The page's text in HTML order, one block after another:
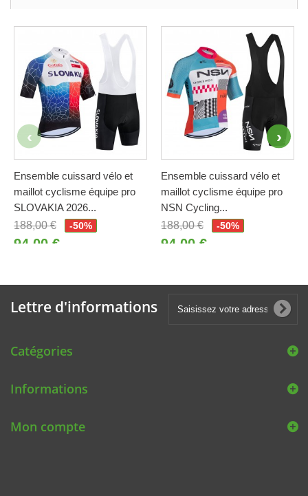
Ensemble cuissard vélo et
maillot cyclisme équipe pro
SLOVAKIA 2026...
188,00 €
-50%
94,00 €
Ensemble cuissard vélo et
maillot cyclisme équipe pro
NSN Cycling...
188,00 €
-50%
94,00 €
Lettre d'informations
Catégories
Informations
Mon compte